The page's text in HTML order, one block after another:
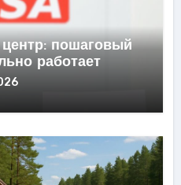
пошаговый
работает